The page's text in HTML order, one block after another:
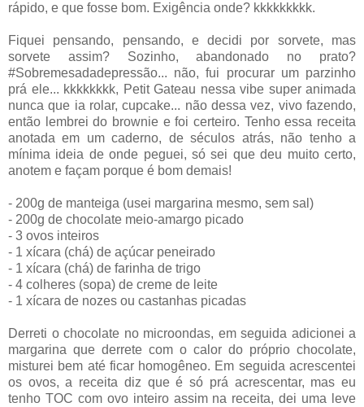
rápido, e que fosse bom. Exigência onde? kkkkkkkkk.
Fiquei pensando, pensando, e decidi por sorvete, mas
sorvete assim? Sozinho, abandonado no prato?
#Sobremesadadepressão... não, fui procurar um parzinho
prá ele... kkkkkkkk, Petit Gateau nessa vibe super animada
nunca que ia rolar, cupcake... não dessa vez, vivo fazendo,
então lembrei do brownie e foi certeiro. Tenho essa receita
anotada em um caderno, de séculos atrás, não tenho a
mínima ideia de onde peguei, só sei que deu muito certo,
anotem e façam porque é bom demais!
- 200g de manteiga (usei margarina mesmo, sem sal)
- 200g de chocolate meio-amargo picado
- 3 ovos inteiros
- 1 xícara (chá) de açúcar peneirado
- 1 xícara (chá) de farinha de trigo
- 4 colheres (sopa) de creme de leite
- 1 xícara de nozes ou castanhas picadas
Derreti o chocolate no microondas, em seguida adicionei a
margarina que derrete com o calor do próprio chocolate,
misturei bem até ficar homogêneo. Em seguida acrescentei
os ovos, a receita diz que é só prá acrescentar, mas eu
tenho TOC com ovo inteiro assim na receita, dei uma leve